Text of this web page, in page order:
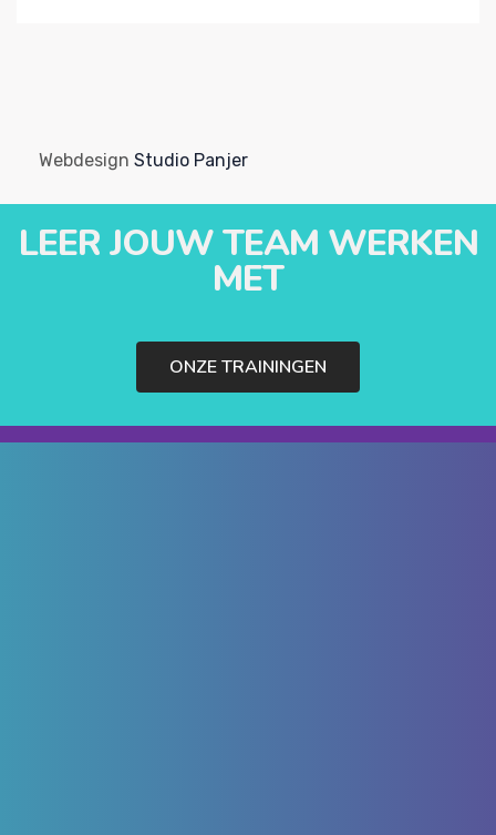
Webdesign Studio Panjer
LEER JOUW TEAM WERKEN
MET
ONZE TRAININGEN